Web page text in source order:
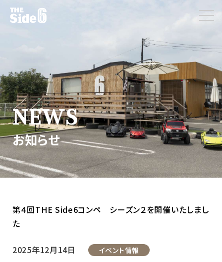
NEWS
お知らせ
第４回THE Side6コンペ シーズン２を開催いたしまし
た
2025年12月14日 イベント情報